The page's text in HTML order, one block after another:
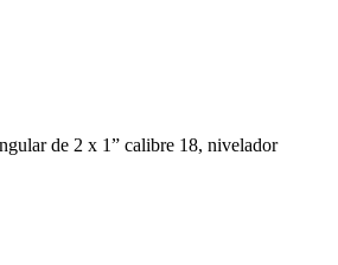
de 2 x 1” calibre 18, nivelador